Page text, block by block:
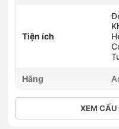
Tiện ích
Hãng
XEM